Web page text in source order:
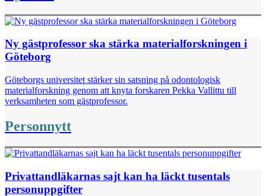
Ny gästprofessor ska stärka materialforskningen i
Göteborg
Göteborgs universitet stärker sin satsning på odontologisk
materialforskning genom att knyta forskaren Pekka Vallittu till
verksamheten som gästprofessor.
Personnytt
Privattandläkarnas sajt kan ha läckt tusentals
personuppgifter